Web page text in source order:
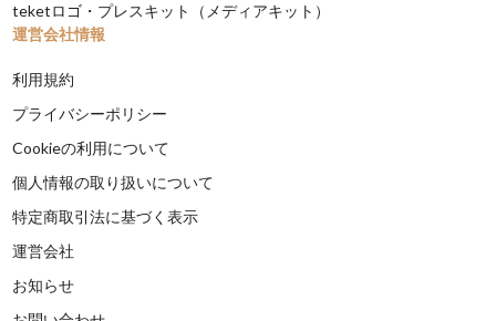
teketロゴ・プレスキット（メディアキット）
運営会社情報
利用規約
プライバシーポリシー
Cookieの利用について
個人情報の取り扱いについて
特定商取引法に基づく表示
運営会社
お知らせ